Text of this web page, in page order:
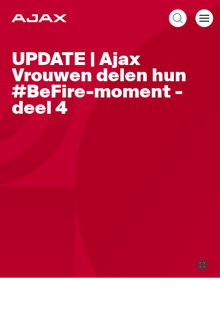
UPDATE | Ajax
Vrouwen delen hun
#BeFire-moment -
deel 4